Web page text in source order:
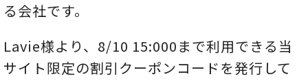
る会社です。
Lavie様より、8/10 15:000まで利用できる当
サイト限定の割引クーポンコードを発行して